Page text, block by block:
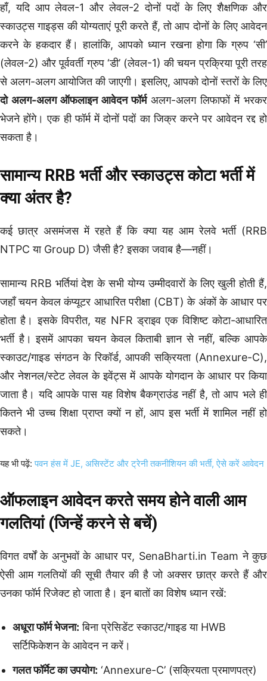
हाँ, यदि आप लेवल-1 और लेवल-2 दोनों पदों के लिए शैक्षणिक और
स्काउट्स गाइड्स की योग्यताएं पूरी करते हैं, तो आप दोनों के लिए आवेदन
करने के हकदार हैं। हालांकि, आपको ध्यान रखना होगा कि ग्रुप ‘सी’
(लेवल-2) और पूर्ववर्ती ग्रुप ‘डी’ (लेवल-1) की चयन प्रक्रिया पूरी तरह
से अलग-अलग आयोजित की जाएगी। इसलिए, आपको दोनों स्तरों के लिए
दो अलग-अलग ऑफलाइन आवेदन फॉर्मअलग-अलग लिफाफों में भरकर
भेजने होंगे। एक ही फॉर्म में दोनों पदों का जिक्र करने पर आवेदन रद्द हो
सकता है।
सामान्य RRB भर्ती और स्काउट्स कोटा भर्ती में
क्या अंतर है?
कई छात्र असमंजस में रहते हैं कि क्या यह आम रेलवे भर्ती (RRB
NTPC या Group D) जैसी है? इसका जवाब है—नहीं।
सामान्य RRB भर्तियां देश के सभी योग्य उम्मीदवारों के लिए खुली होती हैं,
जहाँ चयन केवल कंप्यूटर आधारित परीक्षा (CBT) के अंकों के आधार पर
होता है। इसके विपरीत, यह NFR ड्राइव एक विशिष्ट कोटा-आधारित
भर्ती है। इसमें आपका चयन केवल किताबी ज्ञान से नहीं, बल्कि आपके
स्काउट/गाइड संगठन के रिकॉर्ड, आपकी सक्रियता (Annexure-C),
और नेशनल/स्टेट लेवल के इवेंट्स में आपके योगदान के आधार पर किया
जाता है। यदि आपके पास यह विशेष बैकग्राउंड नहीं है, तो आप भले ही
कितने भी उच्च शिक्षा प्राप्त क्यों न हों, आप इस भर्ती में शामिल नहीं हो
सकते।
यह भी पढ़ें:पवन हंस में JE, असिस्टेंट और ट्रेनी तकनीशियन की भर्ती, ऐसे करें आवेदन
ऑफलाइन आवेदन करते समय होने वाली आम
गलतियां (जिन्हें करने से बचें)
विगत वर्षों के अनुभवों के आधार पर, SenaBharti.in Team ने कुछ
ऐसी आम गलतियों की सूची तैयार की है जो अक्सर छात्र करते हैं और
उनका फॉर्म रिजेक्ट हो जाता है। इन बातों का विशेष ध्यान रखें:
अधूरा फॉर्म भेजना: बिना प्रेसिडेंट स्काउट/गाइड या HWB
सर्टिफिकेशन के आवेदन न करें।
गलत फॉर्मेट का उपयोग: ‘Annexure-C’ (सक्रियता प्रमाणपत्र)